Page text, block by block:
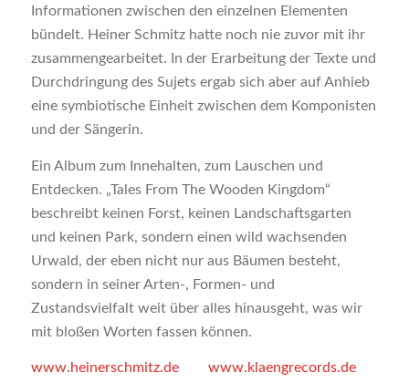
Informationen zwischen den einzelnen Elementen
bündelt. Heiner Schmitz hatte noch nie zuvor mit ihr
zusammengearbeitet. In der Erarbeitung der Texte und
Durchdringung des Sujets ergab sich aber auf Anhieb
eine symbiotische Einheit zwischen dem Komponisten
und der Sängerin.
Ein Album zum Innehalten, zum Lauschen und
Entdecken. „Tales From The Wooden Kingdom“
beschreibt keinen Forst, keinen Landschaftsgarten
und keinen Park, sondern einen wild wachsenden
Urwald, der eben nicht nur aus Bäumen besteht,
sondern in seiner Arten-, Formen- und
Zustandsvielfalt weit über alles hinausgeht, was wir
mit bloßen Worten fassen können.
www.heinerschmitz.de www.klaengrecords.de